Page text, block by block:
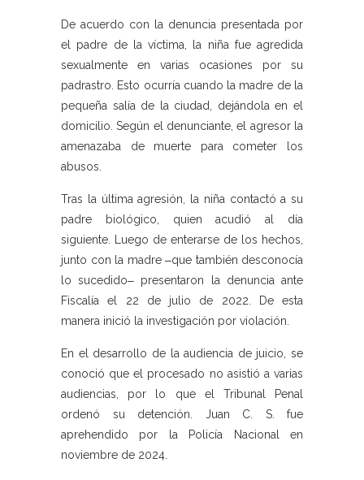
De acuerdo con la denuncia presentada por
el padre de la víctima, la niña fue agredida
sexualmente en varias ocasiones por su
padrastro. Esto ocurría cuando la madre de la
pequeña salía de la ciudad, dejándola en el
domicilio. Según el denunciante, el agresor la
amenazaba de muerte para cometer los
abusos.
Tras la última agresión, la niña contactó a su
padre biológico, quien acudió al día
siguiente. Luego de enterarse de los hechos,
junto con la madre ‒que también desconocía
lo sucedido‒ presentaron la denuncia ante
Fiscalía el 22 de julio de 2022. De esta
manera inició la investigación por violación.
En el desarrollo de la audiencia de juicio, se
conoció que el procesado no asistió a varias
audiencias, por lo que el Tribunal Penal
ordenó su detención. Juan C. S. fue
aprehendido por la Policía Nacional en
noviembre de 2024.